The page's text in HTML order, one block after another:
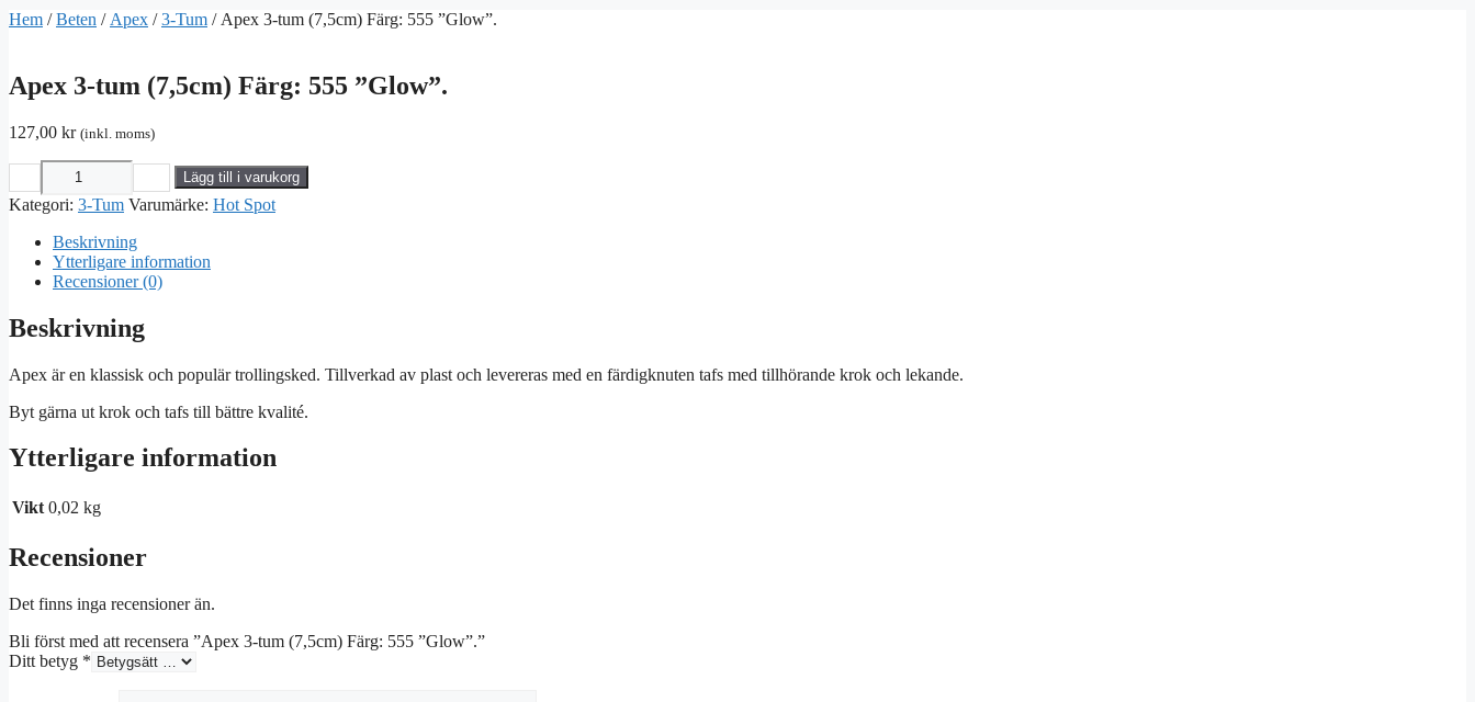
Hem /Beten / Apex /3-Tum / Apex 3-tum (7,5cm) Färg: 555 ”Glow”.
Apex 3-tum (7,5cm) Färg: 555 ”Glow”.
127,00 kr (inkl. moms)
3-
(7,5cm)
Färg:
mängd
Lägg till i varukorg
Kategori: 3-Tum Varumärke: Hot Spot
Beskrivning
Ytterligare information
Recensioner (0)
Beskrivning
Apex är en klassisk och populär trollingsked. Tillverkad av plast och levereras med en färdigknuten tafs med tillhörande krok och lekande.
Byt gärna ut krok och tafs till bättre kvalité.
Ytterligare information
Vikt 0,02 kg
Recensioner
Det finns inga recensioner än.
Bli först med att recensera ”Apex 3-tum (7,5cm) Färg: 555 ”Glow”.”
Ditt betyg *